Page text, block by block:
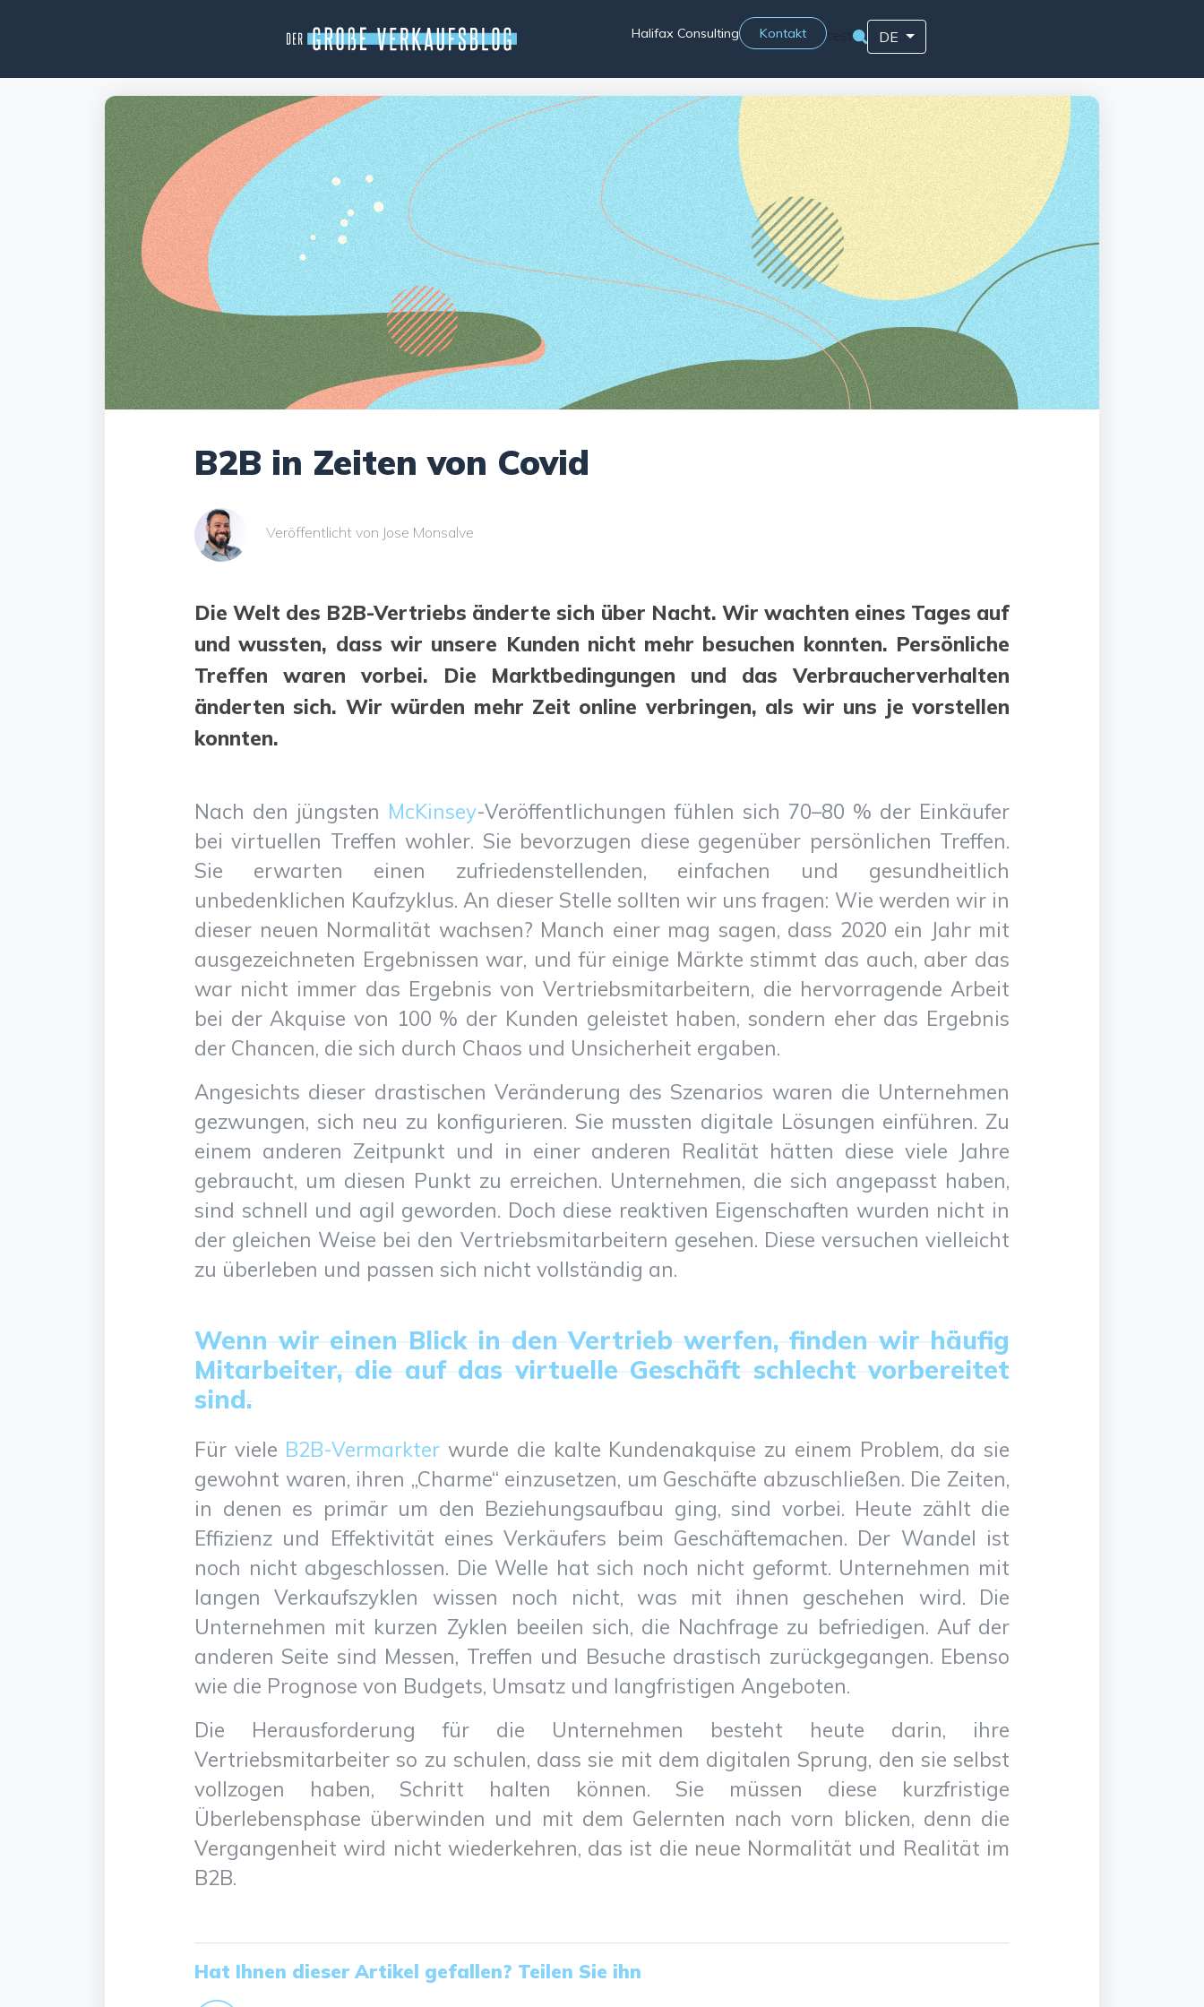
Halifax Consulting Kontakt test DE
B2B in Zeiten von Covid
Veröffentlicht von Jose Monsalve
Die Welt des B2B-Vertriebs änderte sich über Nacht. Wir wachten eines Tages auf
und wussten, dass wir unsere Kunden nicht mehr besuchen konnten. Persönliche
Treffen waren vorbei. Die Marktbedingungen und das Verbraucherverhalten
änderten sich. Wir würden mehr Zeit online verbringen, als wir uns je vorstellen
konnten.
Nach den jüngsten McKinsey-Veröffentlichungen fühlen sich 70–80 % der Einkäufer
bei virtuellen Treffen wohler. Sie bevorzugen diese gegenüber persönlichen Treffen.
Sie erwarten einen zufriedenstellenden, einfachen und gesundheitlich
unbedenklichen Kaufzyklus. An dieser Stelle sollten wir uns fragen: Wie werden wir in
dieser neuen Normalität wachsen? Manch einer mag sagen, dass 2020 ein Jahr mit
ausgezeichneten Ergebnissen war, und für einige Märkte stimmt das auch, aber das
war nicht immer das Ergebnis von Vertriebsmitarbeitern, die hervorragende Arbeit
bei der Akquise von 100 % der Kunden geleistet haben, sondern eher das Ergebnis
der Chancen, die sich durch Chaos und Unsicherheit ergaben.
Angesichts dieser drastischen Veränderung des Szenarios waren die Unternehmen
gezwungen, sich neu zu konfigurieren. Sie mussten digitale Lösungen einführen. Zu
einem anderen Zeitpunkt und in einer anderen Realität hätten diese viele Jahre
gebraucht, um diesen Punkt zu erreichen. Unternehmen, die sich angepasst haben,
sind schnell und agil geworden. Doch diese reaktiven Eigenschaften wurden nicht in
der gleichen Weise bei den Vertriebsmitarbeitern gesehen. Diese versuchen vielleicht
zu überleben und passen sich nicht vollständig an.
Wenn wir einen Blick in den Vertrieb werfen, finden wir häufig
Mitarbeiter, die auf das virtuelle Geschäft schlecht vorbereitet
sind.
Für viele B2B-Vermarkter wurde die kalte Kundenakquise zu einem Problem, da sie
gewohnt waren, ihren „Charme“ einzusetzen, um Geschäfte abzuschließen. Die Zeiten,
in denen es primär um den Beziehungsaufbau ging, sind vorbei. Heute zählt die
Effizienz und Effektivität eines Verkäufers beim Geschäftemachen. Der Wandel ist
noch nicht abgeschlossen. Die Welle hat sich noch nicht geformt. Unternehmen mit
langen Verkaufszyklen wissen noch nicht, was mit ihnen geschehen wird. Die
Unternehmen mit kurzen Zyklen beeilen sich, die Nachfrage zu befriedigen. Auf der
anderen Seite sind Messen, Treffen und Besuche drastisch zurückgegangen. Ebenso
wie die Prognose von Budgets, Umsatz und langfristigen Angeboten.
Die Herausforderung für die Unternehmen besteht heute darin, ihre
Vertriebsmitarbeiter so zu schulen, dass sie mit dem digitalen Sprung, den sie selbst
vollzogen haben, Schritt halten können. Sie müssen diese kurzfristige
Überlebensphase überwinden und mit dem Gelernten nach vorn blicken, denn die
Vergangenheit wird nicht wiederkehren, das ist die neue Normalität und Realität im
B2B.
Hat Ihnen dieser Artikel gefallen? Teilen Sie ihn